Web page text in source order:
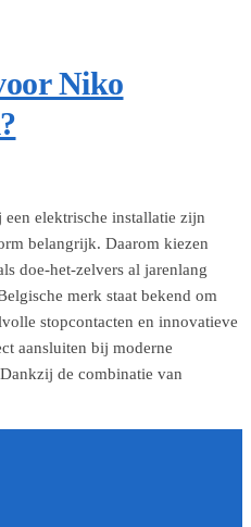
Niko
elektrische installatie zijn
belangrijk. Daarom kiezen
doe-het-zelvers al jarenlang
merk staat bekend om
stopcontacten en innovatieve
aansluiten bij moderne
de combinatie van